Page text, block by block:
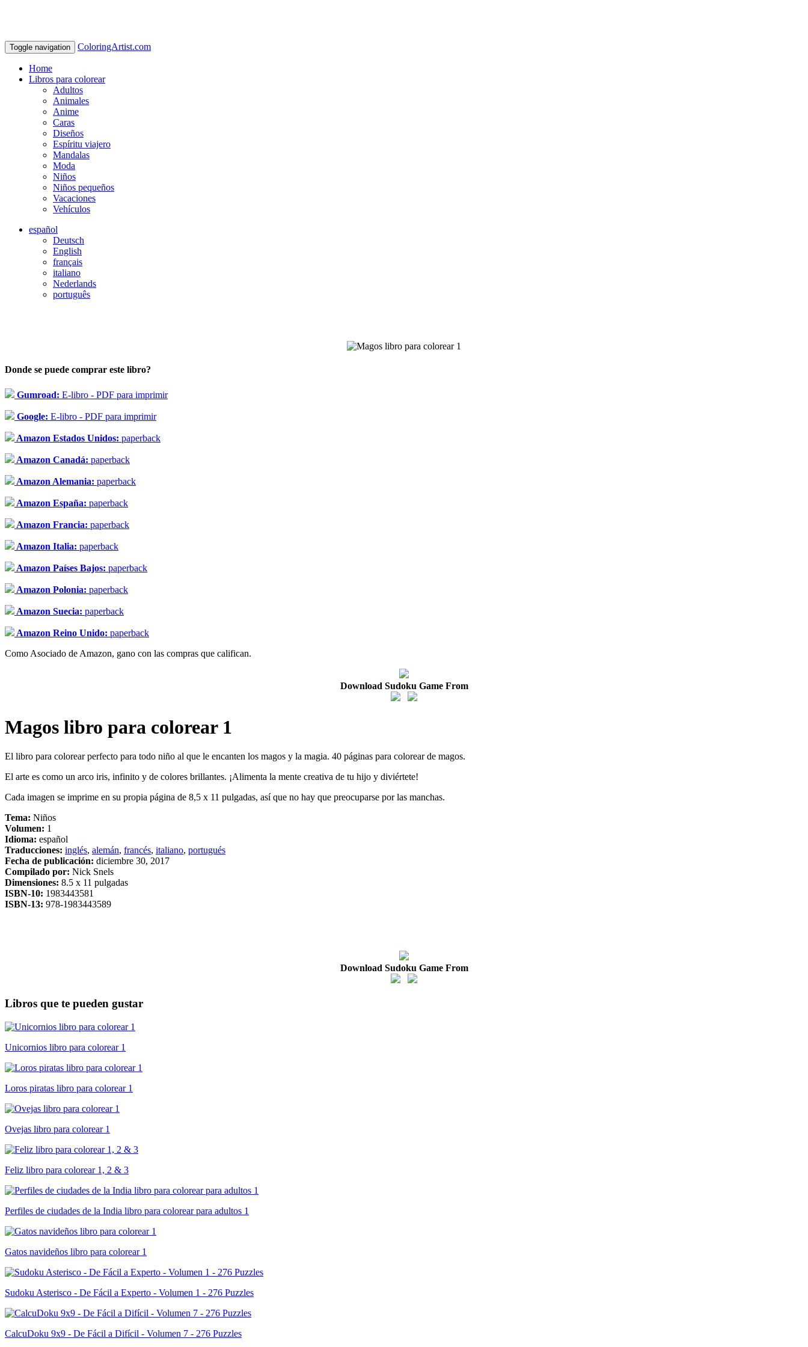
Toggle navigation ColoringArtist.com
Home
Libros para colorear
Adultos
Animales
Anime
Caras
Diseños
Espíritu viajero
Mandalas
Moda
Niños
Niños pequeños
Vacaciones
Vehículos
español
Deutsch
English
français
italiano
Nederlands
português
Donde se puede comprar este libro?
Gumroad: E-libro - PDF para imprimir
Google: E-libro - PDF para imprimir
Amazon Estados Unidos: paperback
Amazon Canadá: paperback
Amazon Alemania: paperback
Amazon España: paperback
Amazon Francia: paperback
Amazon Italia: paperback
Amazon Países Bajos: paperback
Amazon Polonia: paperback
Amazon Suecia: paperback
Amazon Reino Unido: paperback
Como Asociado de Amazon, gano con las compras que califican.
Download Sudoku Game From
Magos libro para colorear 1
El libro para colorear perfecto para todo niño al que le encanten los magos y la magia. 40 páginas para colorear de magos.
El arte es como un arco iris, infinito y de colores brillantes. ¡Alimenta la mente creativa de tu hijo y diviértete!
Cada imagen se imprime en su propia página de 8,5 x 11 pulgadas, así que no hay que preocuparse por las manchas.
Tema: Niños
Volumen: 1
Idioma: español
Traducciones: inglés, alemán, francés, italiano, portugués
Fecha de publicación: diciembre 30, 2017
Compilado por: Nick Snels
Dimensiones: 8.5 x 11 pulgadas
ISBN-10: 1983443581
ISBN-13: 978-1983443589
Download Sudoku Game From
Libros que te pueden gustar
Unicornios libro para colorear 1
Loros piratas libro para colorear 1
Ovejas libro para colorear 1
Feliz libro para colorear 1, 2 & 3
Perfiles de ciudades de la India libro para colorear para adultos 1
Gatos navideños libro para colorear 1
Sudoku Asterisco - De Fácil a Experto - Volumen 1 - 276 Puzzles
CalcuDoku 9x9 - De Fácil a Difícil - Volumen 7 - 276 Puzzles